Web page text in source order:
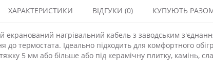
ХАРАКТЕРИСТИКИ ВІДГУКИ (0) КУПУЮТЬ
екранований нагрівальний кабель з заводським
до термостата. Ідеально підходить для комфортного
5 мм або більше або під керамічну плитку, камінь,